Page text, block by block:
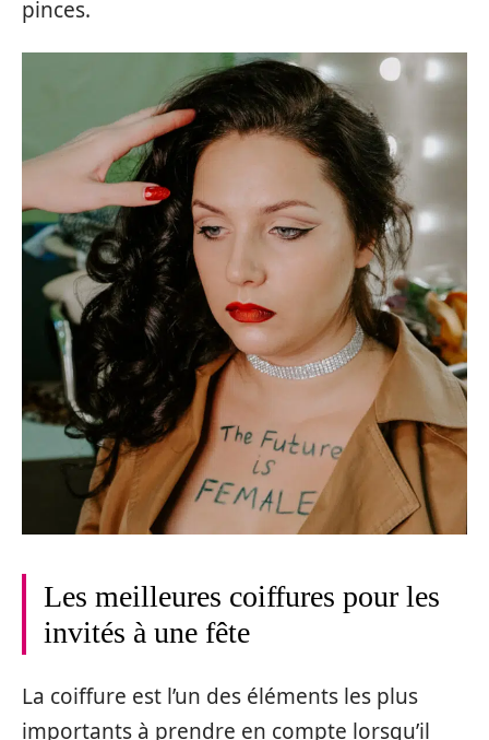
pinces.
Les meilleures coiffures pour les
invités à une fête
La coiffure est l’un des éléments les plus
importants à prendre en compte lorsqu’il